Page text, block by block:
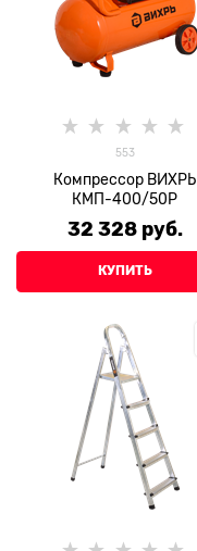
553
Компрессор ВИХРЬ
КМП-400/50Р
32 328 руб.
КУПИТЬ